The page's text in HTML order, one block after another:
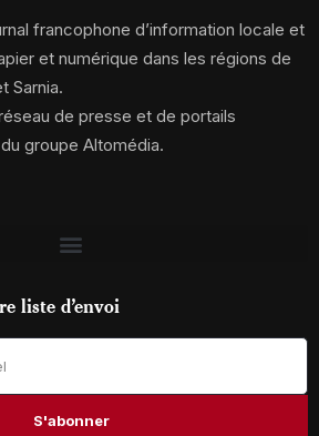
francophone d’information locale et
et numérique dans les régions de
Sarnia.
de presse et de portails
groupe Altomédia.
liste d’envoi